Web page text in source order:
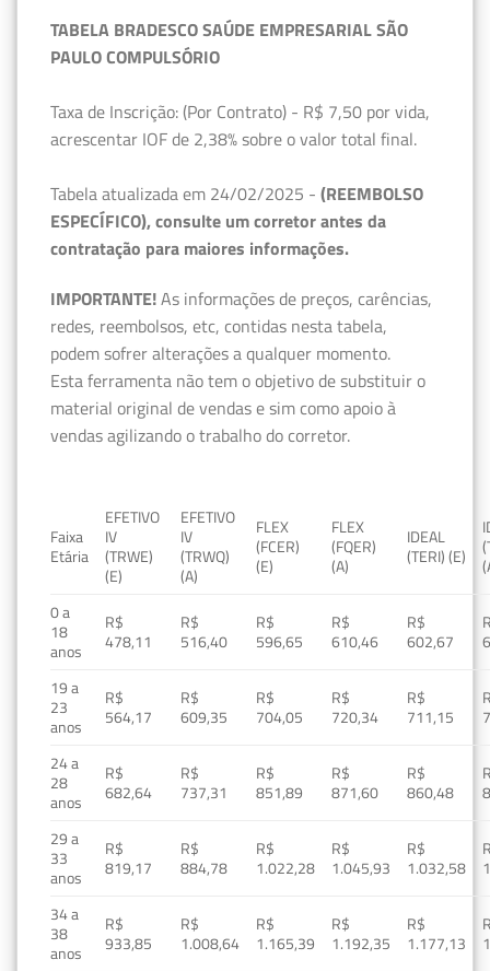
TABELA BRADESCO SAÚDE EMPRESARIAL SÃO
PAULO COMPULSÓRIO
Taxa de Inscrição: (Por Contrato) - R$ 7,50 por vida,
acrescentar IOF de 2,38% sobre o valor total final.
Tabela atualizada em 24/02/2025 - (REEMBOLSO
ESPECÍFICO), consulte um corretor antes da
contratação para maiores informações.
IMPORTANTE!As informações de preços, carências,
redes, reembolsos, etc, contidas nesta tabela,
podem sofrer alterações a qualquer momento.
Esta ferramenta não tem o objetivo de substituir o
material original de vendas e sim como apoio à
vendas agilizando o trabalho do corretor.
Faixa
Etária
EFETIVO
IV
(TRWE)
(E)
EFETIVO
IV
(TRWQ)
(A)
FLEX
(FCER)
(E)
FLEX
(FQER)
(A)
IDEAL
(TERI) (E)
0 a
18
anos
R$
478,11
R$
516,40
R$
596,65
R$
610,46
R$
602,67
19 a
23
anos
R$
564,17
R$
609,35
R$
704,05
R$
720,34
R$
711,15
24 a
28
anos
R$
682,64
R$
737,31
R$
851,89
R$
871,60
R$
860,48
29 a
33
anos
R$
819,17
R$
884,78
R$
1.022,28
R$
1.045,93
R$
1.032,58
34 a
38
anos
R$
933,85
R$
1.008,64
R$
1.165,39
R$
1.192,35
R$
1.177,13